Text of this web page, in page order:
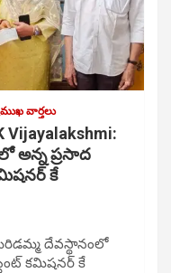
వార్తలు
Vijayalakshmi:
అన్న ప్రసాద
కే
దేవస్థానంలో
కమిషనర్ కే